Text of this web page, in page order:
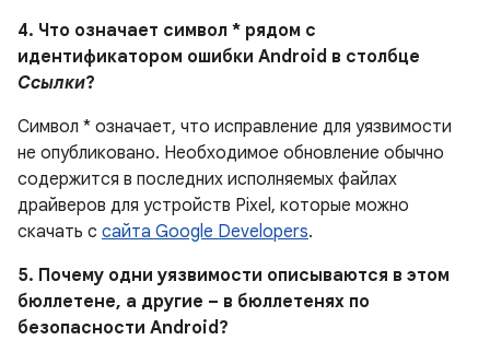
4. Что означает символ * рядом с
идентификатором ошибки Android в столбце
Ссылки?
Символ * означает, что исправление для уязвимости
не опубликовано. Необходимое обновление обычно
содержится в последних исполняемых файлах
драйверов для устройств Pixel, которые можно
скачать с сайта Google Developers.
5. Почему одни уязвимости описываются в этом
бюллетене, а другие – в бюллетенях по
безопасности Android?